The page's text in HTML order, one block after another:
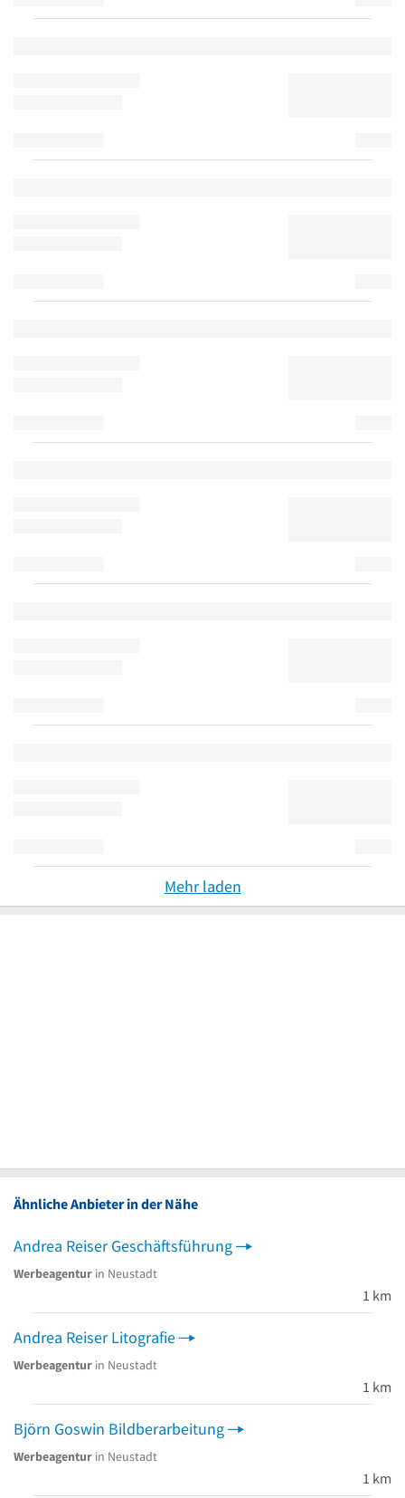
Mehr laden
Ähnliche Anbieter in der Nähe
Andrea Reiser Geschäftsführung
Werbeagentur in Neustadt
1 km
Andrea Reiser Litografie
Werbeagentur in Neustadt
1 km
Björn Goswin Bildberarbeitung
Werbeagentur in Neustadt
1 km